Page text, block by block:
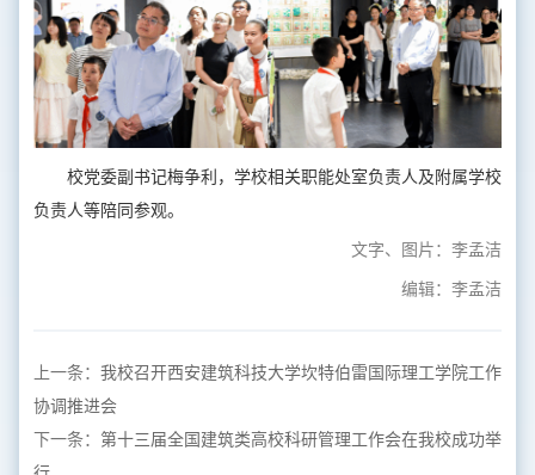
校党委副书记梅争利，学校相关职能处室负责人及附属学校
负责人等陪同参观。
文字、图片：李孟洁
编辑：李孟洁
上一条： 我校召开西安建筑科技大学坎特伯雷国际理工学院工作
协调推进会
下一条： 第十三届全国建筑类高校科研管理工作会在我校成功举